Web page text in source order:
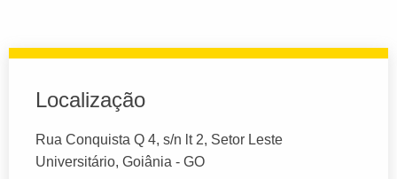
Localização
Rua Conquista Q 4, s/n lt 2, Setor Leste
Universitário, Goiânia - GO